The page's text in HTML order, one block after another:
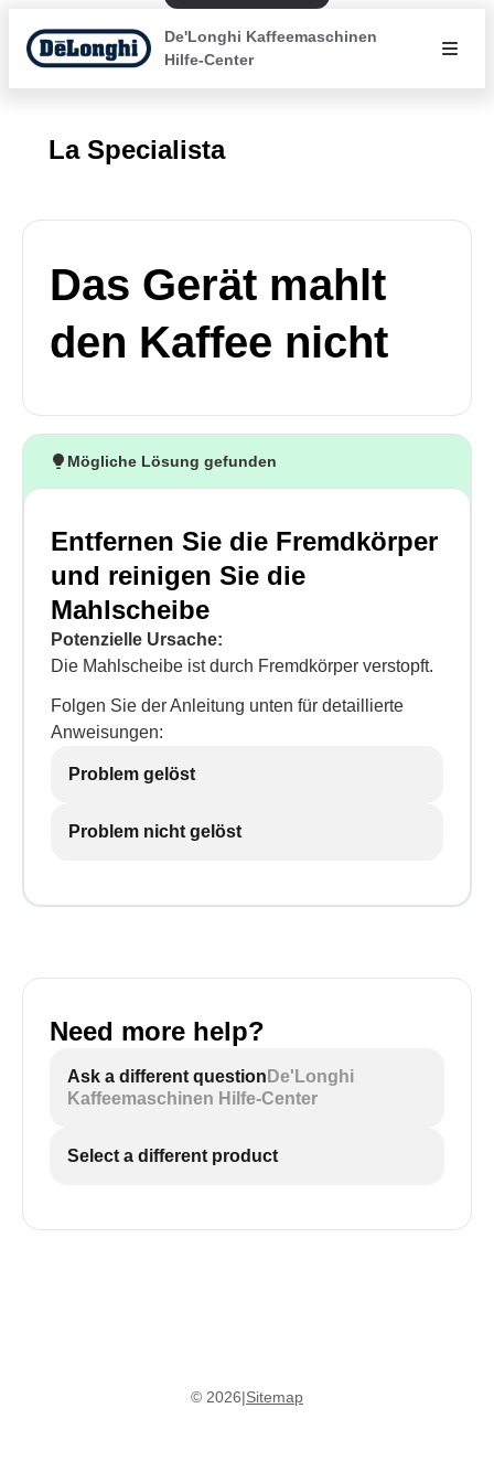
De'Longhi Kaffeemaschinen
Hilfe-Center
La Specialista
Das Gerät mahlt
den Kaffee nicht
Mögliche Lösung gefunden
Entfernen Sie die Fremdkörper
und reinigen Sie die
Mahlscheibe
Potenzielle Ursache:
Die Mahlscheibe ist durch Fremdkörper verstopft.
Folgen Sie der Anleitung unten für detaillierte
Anweisungen:
Problem gelöst
Problem nicht gelöst
Need more help?
Ask a different question De'Longhi
Kaffeemaschinen Hilfe-Center
Select a different product
© 2026|Sitemap